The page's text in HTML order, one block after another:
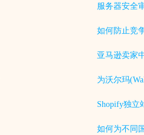
服务器安全
如何防止竞
亚马逊卖家
为沃尔玛
Shopify独立
如何为不同